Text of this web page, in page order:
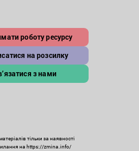
роботу ресурсу
на розсилку
з нами
тільки за наявності
на https://zmina.info/